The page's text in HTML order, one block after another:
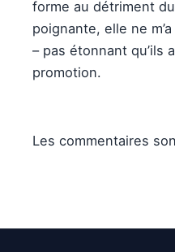
forme au détriment
poignante, elle ne
– pas étonnant qu’ils
promotion.
Les commentaires